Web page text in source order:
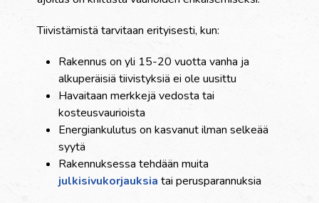
Tiivistämistä tarvitaan erityisesti, kun:
Rakennus on yli 15-20 vuotta vanha ja
alkuperäisiä tiivistyksiä ei ole uusittu
Havaitaan merkkejä vedosta tai
kosteusvaurioista
Energiankulutus on kasvanut ilman selkeää
syytä
Rakennuksessa tehdään muita
julkisivukorjauksia tai perusparannuksia